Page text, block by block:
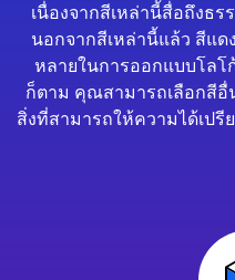
เนื่องจากสีเหล่านี้สื่อถึงธ
นอกจากสีเหล่านี้แล้ว สีแด
หลายในการออกแบบโลโ
ก็ตาม คุณสามารถเลือกสี
สิ่งที่สามารถให้ความได้เป